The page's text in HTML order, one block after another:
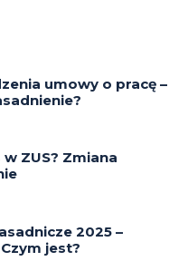
umowy o pracę –
ZUS? Zmiana
2025 –
jest?